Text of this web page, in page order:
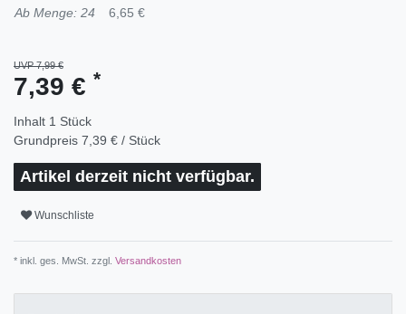
Ab Menge: 24
6,65 €
UVP 7,99 €
7,39 € *
Inhalt 1 Stück
Grundpreis 7,39 € / Stück
Artikel derzeit nicht verfügbar.
Wunschliste
* inkl. ges. MwSt. zzgl. Versandkosten